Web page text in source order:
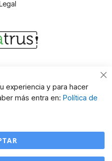
experiencia y para hacer
más entra en: Política de